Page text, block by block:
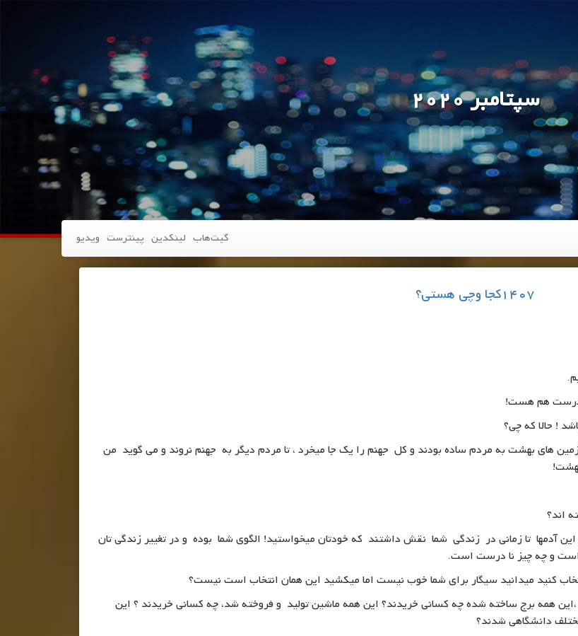
سپتامبر 2020
گیت‌هاب لینکدین پینترست ویدیو
1407کجا وچی هستی؟
درست هم هست!
! حالا که چی؟
های بهشت به مردم ساده بودند و کل جهنم را یک جا میخرد ، تا مردم دیگر به جهنم نروند و می گوید من
اند؟
آدمها تا زمانی در زندگی شما نقش داشتند که خودتان میخواستید! الگوی شما بوده و در تغییر زندگی تان
و چه چیز نا درست است.
کنید میدانید سیگار برای شما خوب نیست اما میکشید این همان انتخاب است نیست؟
همه برج ساخته شده چه کسانی خریدند؟ این همه ماشین تولید و فروخته شد، چه کسانی خریدند ؟ این
دانشگاهی شدند؟